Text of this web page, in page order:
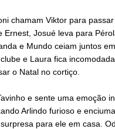
chamam Viktor para
Ernest, Josué leva para
e Mundo ceiam juntos
e Laura fica
o Natal no cortiço.
e sente uma emoção
Arlindo furioso e
para ele em casa.